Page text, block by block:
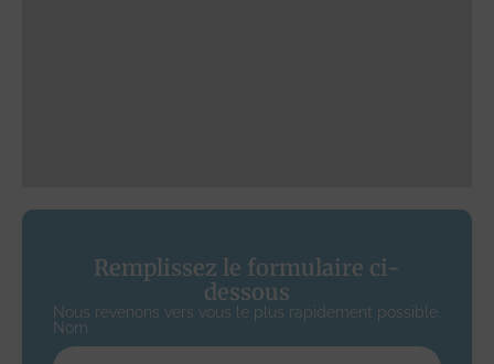
Remplissez le formulaire ci-
dessous
Nous revenons vers vous le plus rapidement possible.
Nom